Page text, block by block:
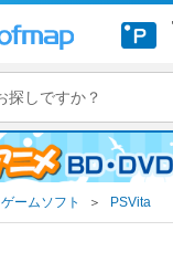
ゲームソフト ＞ PSVita